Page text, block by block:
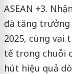
ASEAN +3.
đà tăng trưởng
2025, cùng vai
tế trong chuỗi
hút hiệu quả